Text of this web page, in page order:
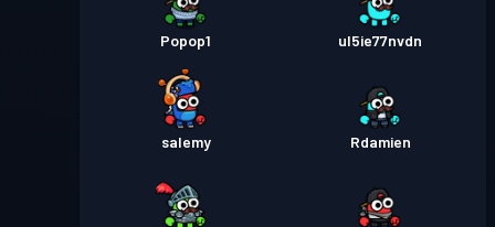
Popop1 ul5ie77nvdn
salemy Rdamien